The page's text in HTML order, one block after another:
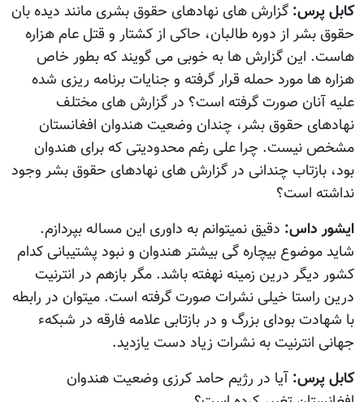
کابل پرس: گزارش های نهادهای حقوق بشری مانند دیده بان
حقوق بشر از دوره طالبان، حاکی از کشتار و قتل عام هزاره
هاست. اين گزارش ها به خوبی می گویند که بطور خاص
هزاره ها مورد حمله قرار گرفته و جنایات برنامه ریزی شده
علیه آنان صورت گرفته است؟ در گزارش های مختلف
نهادهای حقوق بشر، چندان وضعیت هندوان افغانستان
مشخص نیست. چرا علی رغم محدودیتی که برای هندوان
بود، بازتاب چندانی در گزارش های نهادهای حقوق بشر وجود
نداشته است؟
ایشور داس: دقیق نمیتوانم به داوری این مساله بپردازم.
شاید موضوع بیچاره گی بیشتر هندوان و نبود پشتیبانی کدام
کشور دیگر درین زمینه نهفته باشد. مگر بازهم در انترنیت
درین راستا خیلی نشرات صورت گرفته است. میتوان در رابطه
با شهادت بودای بزرگ و در بازتابی علامه فارقه در شبکهء
جهانی انترنیت به نشرات زیاد دست یازدید.
کابل پرس: آيا در رژيم حامد کرزی وضعیت هندوان